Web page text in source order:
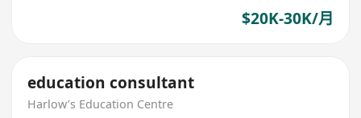
$20K-30K/月
education consultant
Harlow’s Education Centre